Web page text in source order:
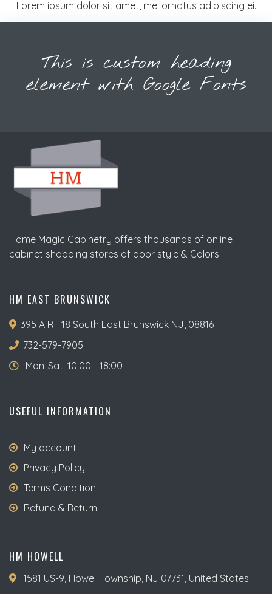
Lorem ipsum dolor sit amet, mel ornatus adipiscing ei.
This is custom heading
element with Google Fonts
Home Magic Cabinetry offers thousands of online
cabinet shopping stores of door style & Colors.
HM EAST BRUNSWICK
395 A RT 18 South East Brunswick NJ, 08816
732-579-7905
Mon-Sat: 10:00 - 18:00
USEFUL INFORMATION
My account
Privacy Policy
Terms Condition
Refund & Return
HM HOWELL
1581 US-9, Howell Township, NJ 07731, United States